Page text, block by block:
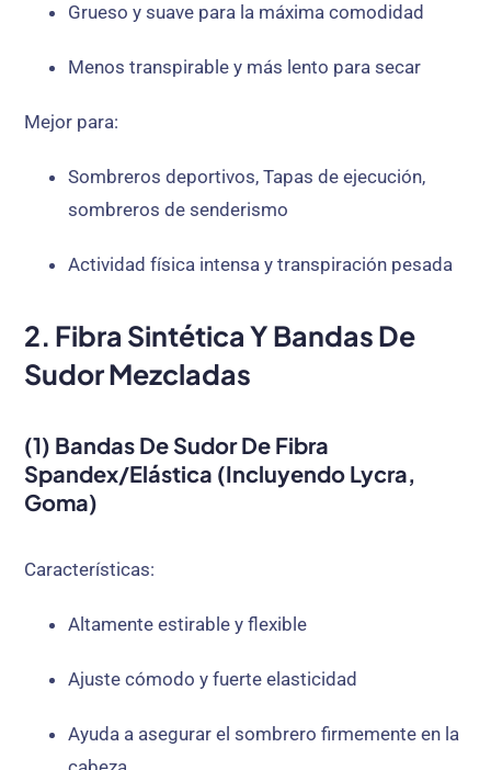
Grueso y suave para la máxima comodidad
Menos transpirable y más lento para secar
Mejor para:
Sombreros deportivos, Tapas de ejecución,
sombreros de senderismo
Actividad física intensa y transpiración pesada
2. Fibra Sintética Y Bandas De
Sudor Mezcladas
(1) Bandas De Sudor De Fibra
Spandex/elástica (incluyendo Lycra,
Goma)
Características:
Altamente estirable y flexible
Ajuste cómodo y fuerte elasticidad
Ayuda a asegurar el sombrero firmemente en la